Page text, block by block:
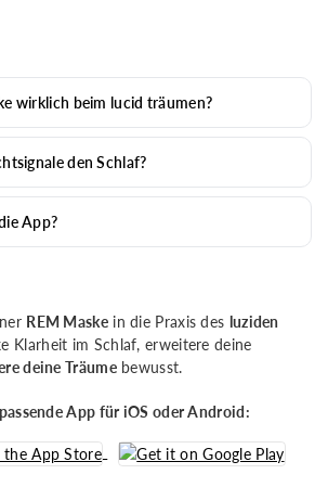
wirklich beim lucid träumen?
den Schlaf?
App?
REM Maskein die Praxis des luziden
Klarheit im Schlaf, erweitere deine
deine Träumebewusst.
App für iOS oder Android: